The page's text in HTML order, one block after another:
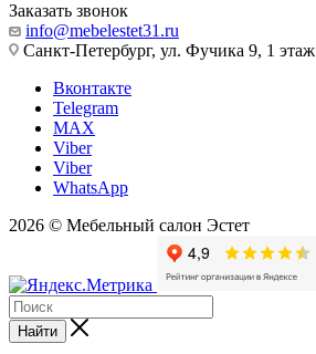
Заказать звонок
info@mebelestet31.ru
Санкт-Петербург, ул. Фучика 9, 1 этаж
Вконтакте
Telegram
MAX
Viber
Viber
WhatsApp
2026 © Мебельный салон Эстет
Найти